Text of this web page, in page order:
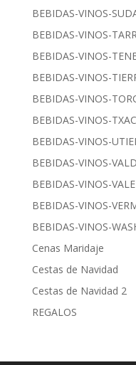
BEBIDAS-VINOS-
BEBIDAS-VINOS-
BEBIDAS-VINOS-
BEBIDAS-VINOS-
BEBIDAS-VINOS-
BEBIDAS-VINOS-
BEBIDAS-VINOS-
BEBIDAS-VINOS-
BEBIDAS-VINOS-
BEBIDAS-VINOS-
BEBIDAS-VINOS-
Cenas Maridaje
Cestas de Navidad
Cestas de Navidad 2
REGALOS